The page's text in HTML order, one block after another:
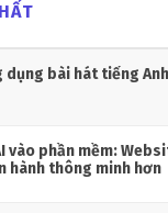
dụng bài hát tiếng
vào phần mềm:
hành thông minh hơn